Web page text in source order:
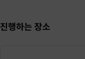
진행하는 장소